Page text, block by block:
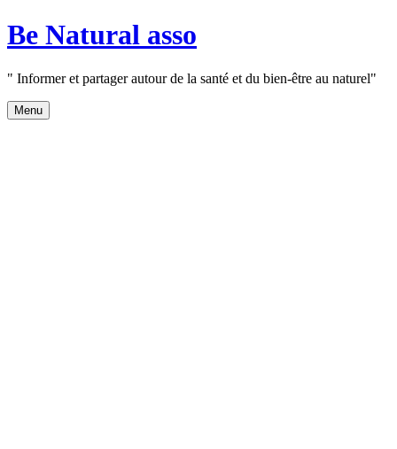
Aller
au
Be Natural asso
" Informer et partager autour de la santé et du bien-être au naturel"
Menu